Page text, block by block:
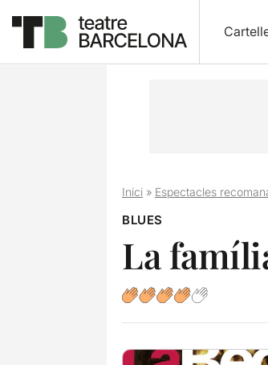
Inici» Espectacles
BLUES
La